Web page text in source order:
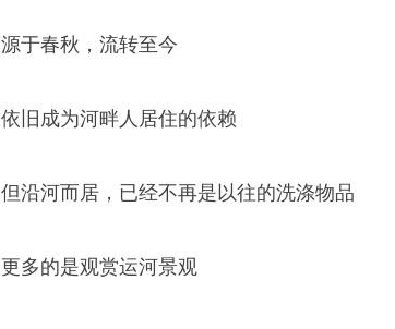
源于春秋，流转至今
依旧成为河畔人居住的依赖
但沿河而居，已经不再是以往的洗涤物品
更多的是观赏运河景观